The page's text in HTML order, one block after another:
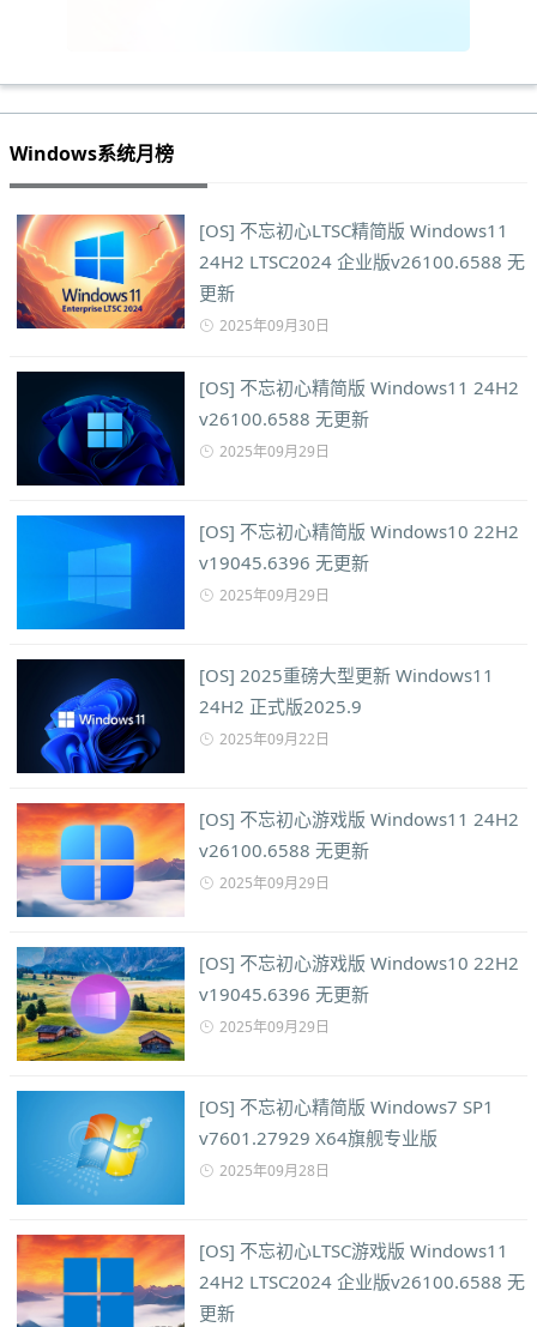
Windows系统月榜
[OS] 不忘初心LTSC精简版 Windows11
24H2 LTSC2024 企业版v26100.6588 无
更新
2025年09月30日
[OS] 不忘初心精简版 Windows11 24H2
v26100.6588 无更新
2025年09月29日
[OS] 不忘初心精简版 Windows10 22H2
v19045.6396 无更新
2025年09月29日
[OS] 2025重磅大型更新 Windows11
24H2 正式版2025.9
2025年09月22日
[OS] 不忘初心游戏版 Windows11 24H2
v26100.6588 无更新
2025年09月29日
[OS] 不忘初心游戏版 Windows10 22H2
v19045.6396 无更新
2025年09月29日
[OS] 不忘初心精简版 Windows7 SP1
v7601.27929 X64旗舰专业版
2025年09月28日
[OS] 不忘初心LTSC游戏版 Windows11
24H2 LTSC2024 企业版v26100.6588 无
更新